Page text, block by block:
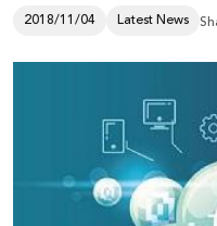
2018/11/04 Latest News